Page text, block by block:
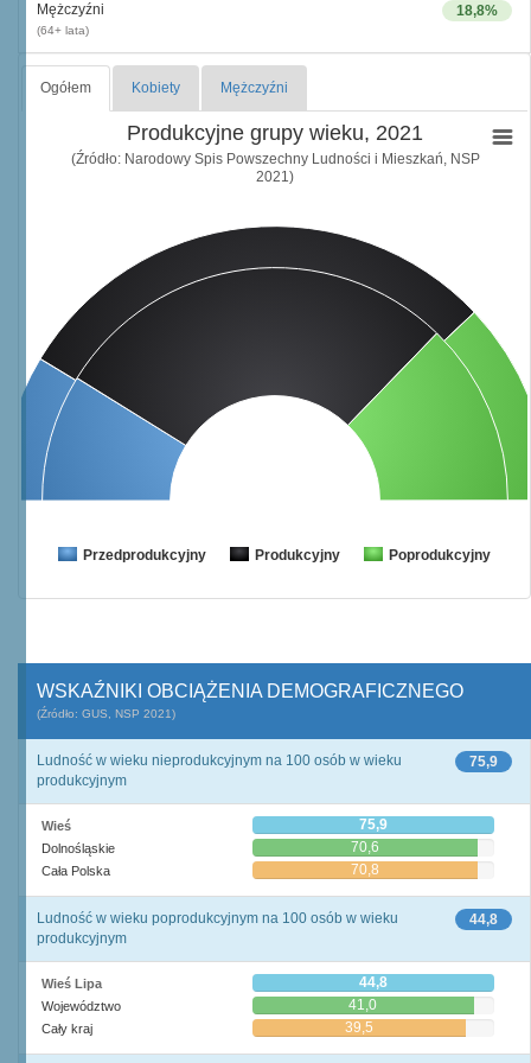
18,8%
Mężczyźni
(64+ lata)
Ogółem Kobiety Mężczyźni
Produkcyjne grupy wieku, 2021
(Źródło: Narodowy Spis Powszechny Ludności i Mieszkań, NSP
2021)
Przedprodukcyjny Produkcyjny Poprodukcyjny
WSKAŹNIKI OBCIĄŻENIA DEMOGRAFICZNEGO
(Źródło: GUS, NSP 2021)
75,9
Ludność w wieku nieprodukcyjnym na 100 osób w wieku
produkcyjnym
Wieś 75,9
Dolnośląskie 70,6
Cała Polska 70,8
44,8
Ludność w wieku poprodukcyjnym na 100 osób w wieku
produkcyjnym
Wieś Lipa 44,8
Województwo 41,0
Cały kraj 39,5